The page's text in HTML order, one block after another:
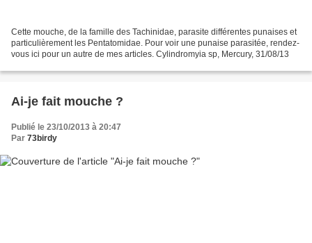
Cette mouche, de la famille des Tachinidae, parasite différentes punaises et
particulièrement les Pentatomidae. Pour voir une punaise parasitée, rendez-
vous ici pour un autre de mes articles. Cylindromyia sp, Mercury, 31/08/13
Ai-je fait mouche ?
Publié le 23/10/2013 à 20:47
Par 73birdy